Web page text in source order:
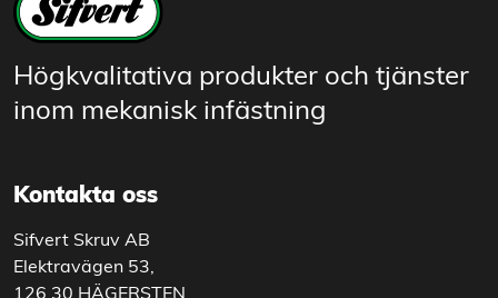
Högkvalitativa produkter och tjänster
inom mekanisk infästning
Kontakta oss
Sifvert Skruv AB
Elektravägen 53,